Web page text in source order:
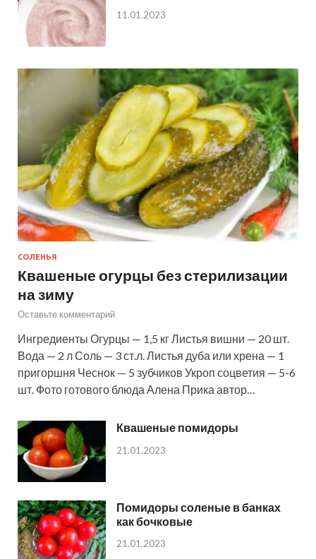
11.01.2023
СОЛЕНЬЯ
Квашеные огурцы без стерилизации
на зиму
Оставьте комментарий
Ингредиенты Огурцы — 1,5 кг Листья вишни — 20 шт.
Вода — 2 л Соль — 3 ст.л. Листья дуба или хрена — 1
пригоршня Чеснок — 5 зубчиков Укроп соцветия — 5-6
шт. Фото готового блюда Алена Прика автор…
Квашеные помидоры
21.01.2023
Помидоры соленые в банках
как бочковые
21.01.2023